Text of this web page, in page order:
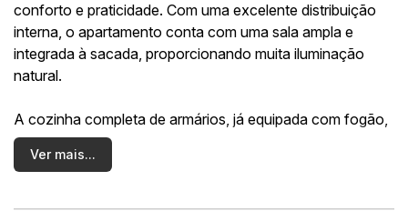
conforto e praticidade. Com uma excelente distribuição
interna, o apartamento conta com uma sala ampla e
integrada à sacada, proporcionando muita iluminação
natural.
A cozinha completa de armários, já equipada com fogão,
torna o dia a dia mais prático. Além disso, a lavanderia
separada com banheiro de empregada é um diferencial.
Na área íntima, o apartamento possui 3 quartos, sendo 1
Ver mais...